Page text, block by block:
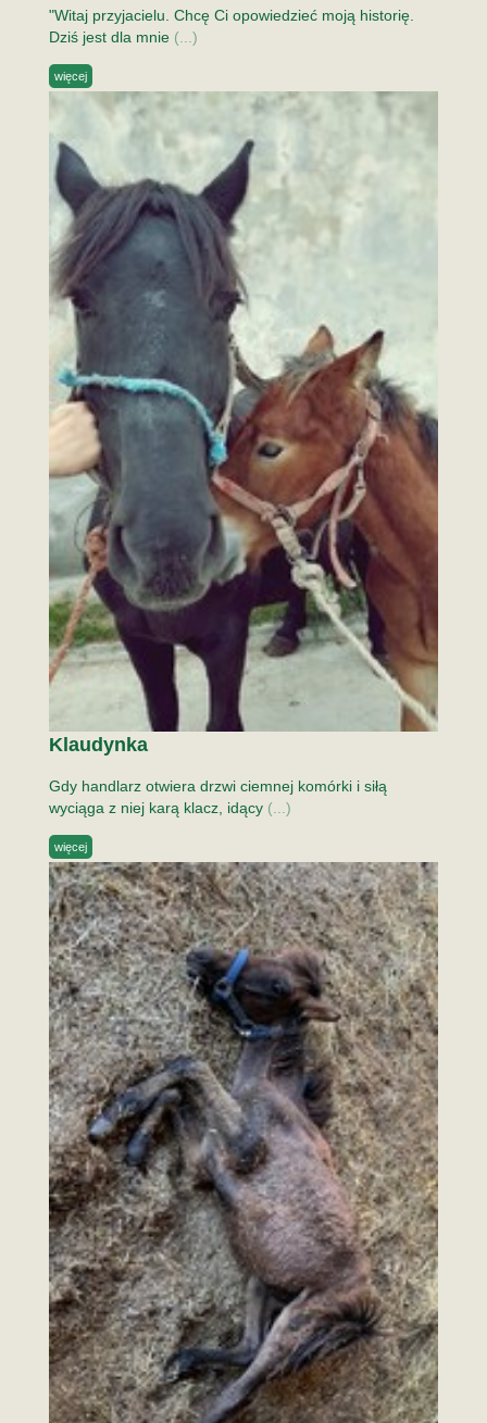
"Witaj przyjacielu. Chcę Ci opowiedzieć moją historię.
Dziś jest dla mnie (...)
więcej
Klaudynka
Gdy handlarz otwiera drzwi ciemnej komórki i siłą
wyciąga z niej karą klacz, idący (...)
więcej